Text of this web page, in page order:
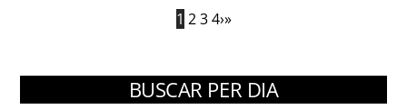
1 2 3 4›»
BUSCAR PER DIA